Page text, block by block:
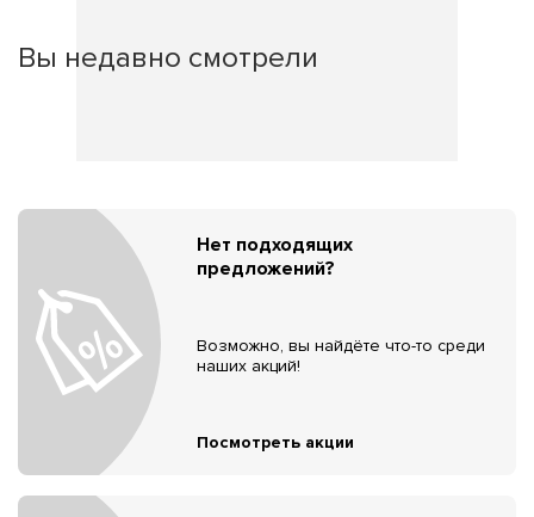
Вы недавно смотрели
Нет подходящих
предложений?
Возможно, вы найдёте что-то среди
наших акций!
Посмотреть акции